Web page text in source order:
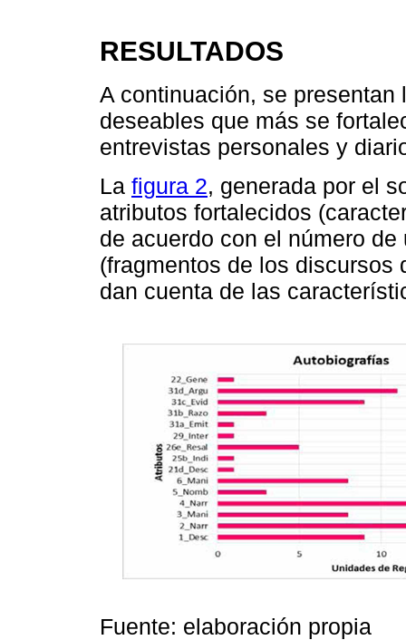
RESULTADOS
A continuación, se
deseables que más se
entrevistas personales y
La figura 2, generada por el
atributos fortalecidos
de acuerdo con el número
(fragmentos de los discursos
dan cuenta de las
Fuente: elaboración propia